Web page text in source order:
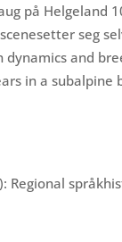
på Helgeland
seg
dynamics and
in a subalpine
Regional